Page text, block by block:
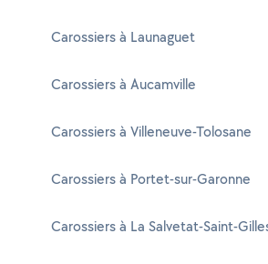
Carossiers à Launaguet
Carossiers à Aucamville
Carossiers à Villeneuve-Tolosane
Carossiers à Portet-sur-Garonne
Carossiers à La Salvetat-Saint-